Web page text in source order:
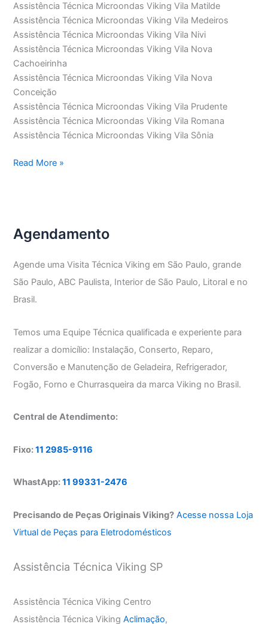
Assistência Técnica Microondas Viking Vila Matilde
Assistência Técnica Microondas Viking Vila Medeiros
Assistência Técnica Microondas Viking Vila Nivi
Assistência Técnica Microondas Viking Vila Nova
Cachoeirinha
Assistência Técnica Microondas Viking Vila Nova
Conceição
Assistência Técnica Microondas Viking Vila Prudente
Assistência Técnica Microondas Viking Vila Romana
Assistência Técnica Microondas Viking Vila Sônia
Assistência
Read More »
Agendamento
Agende uma Visita Técnica Viking em São Paulo, grande
São Paulo, ABC Paulista, Interior de São Paulo, Litoral e no
Brasil.
Temos uma Equipe Técnica qualificada e experiente para
realizar a domicílio: Instalação, Conserto, Reparo,
Conversão e Manutenção de Geladeira, Refrigerador,
Fogão, Forno e Churrasqueira da marca Viking no Brasil.
Central de Atendimento:
Fixo:11 2985-9116
WhastApp:11 99331-2476
Precisando de Peças Originais Viking? Acesse nossa Loja
Virtual de Peças para Eletrodomésticos
Assistência Técnica Viking SP
Assistência Técnica Viking Centro
Assistência Técnica VikingAclimação,